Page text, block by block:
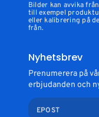
Bilder kan avvika
till exempel
eller kalibrering på
från.
Nyhetsbrev
Prenumerera på
erbjudanden och
EPOST